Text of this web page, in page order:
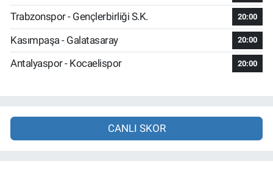
Trabzonspor - Gençlerbirliği S.K. 20:00
Kasımpaşa - Galatasaray 20:00
Antalyaspor - Kocaelispor 20:00
CANLI SKOR